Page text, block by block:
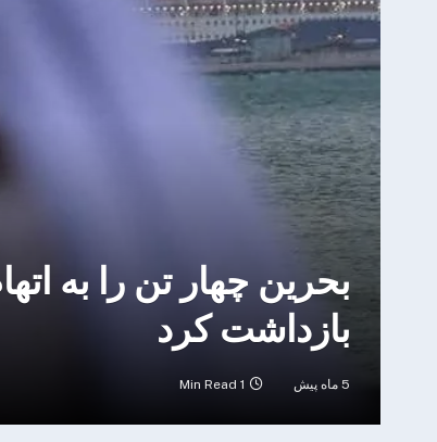
بحرین چهار تن را به
بازداشت کرد
5 ماه پیش 1 Min Read